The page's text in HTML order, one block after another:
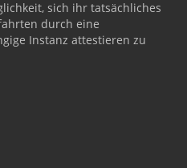
sich ihr tatsächliches
durch eine
Instanz attestieren zu